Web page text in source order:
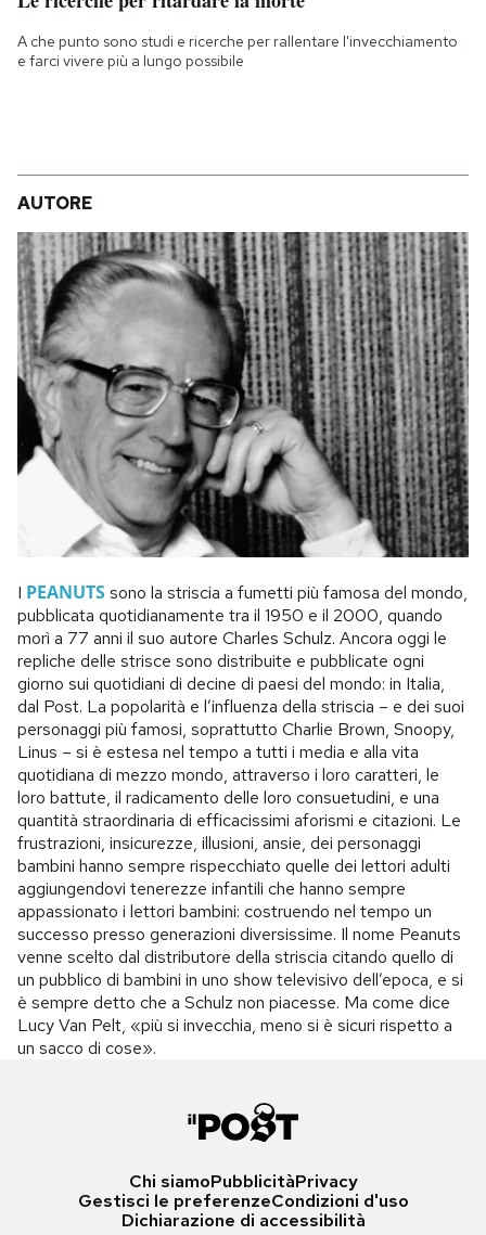
A che punto sono studi e ricerche per rallentare l'invecchiamento
e farci vivere più a lungo possibile
AUTORE
I PEANUTSsono la striscia a fumetti più famosa del mondo,
pubblicata quotidianamente tra il 1950 e il 2000, quando
morì a 77 anni il suo autore Charles Schulz. Ancora oggi le
repliche delle strisce sono distribuite e pubblicate ogni
giorno sui quotidiani di decine di paesi del mondo: in Italia,
dal Post. La popolarità e l’influenza della striscia – e dei suoi
personaggi più famosi, soprattutto Charlie Brown, Snoopy,
Linus – si è estesa nel tempo a tutti i media e alla vita
quotidiana di mezzo mondo, attraverso i loro caratteri, le
loro battute, il radicamento delle loro consuetudini, e una
quantità straordinaria di efficacissimi aforismi e citazioni. Le
frustrazioni, insicurezze, illusioni, ansie, dei personaggi
bambini hanno sempre rispecchiato quelle dei lettori adulti
aggiungendovi tenerezze infantili che hanno sempre
appassionato i lettori bambini: costruendo nel tempo un
successo presso generazioni diversissime. Il nome Peanuts
venne scelto dal distributore della striscia citando quello di
un pubblico di bambini in uno show televisivo dell’epoca, e si
è sempre detto che a Schulz non piacesse. Ma come dice
Lucy Van Pelt, «più si invecchia, meno si è sicuri rispetto a
un sacco di cose».
Chi siamoPubblicitàPrivacy
Gestisci le preferenzeCondizioni d'uso
Dichiarazione di accessibilità